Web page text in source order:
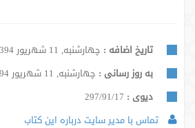
تاریخ اضافه : چهارشنبه, 11 شهریور 1394
به روز رسانی : چهارشنبه, 11 شهریور 1394
دیوی : 297/91/17
تماس با مدیر سایت درباره این کتاب